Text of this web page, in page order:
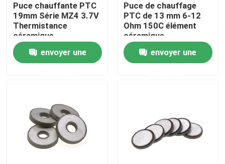
À la maison
Produits
À propos de nous
Puce chauffante PTC
19mm Série MZ4 3.7V
Thermistance
céramique
envoyer une
Puce de chauffage
PTC de 13 mm 6-12
Ohm 150C élément
céramique
envoyer une